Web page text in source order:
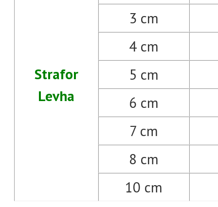
Strafor
Levha
3 cm
4 cm
5 cm
6 cm
7 cm
8 cm
10 cm